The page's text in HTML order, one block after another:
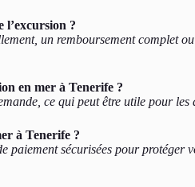
l’excursion ?
un remboursement complet
en mer à Tenerife ?
ce qui peut être utile pour
à Tenerife ?
sécurisées pour